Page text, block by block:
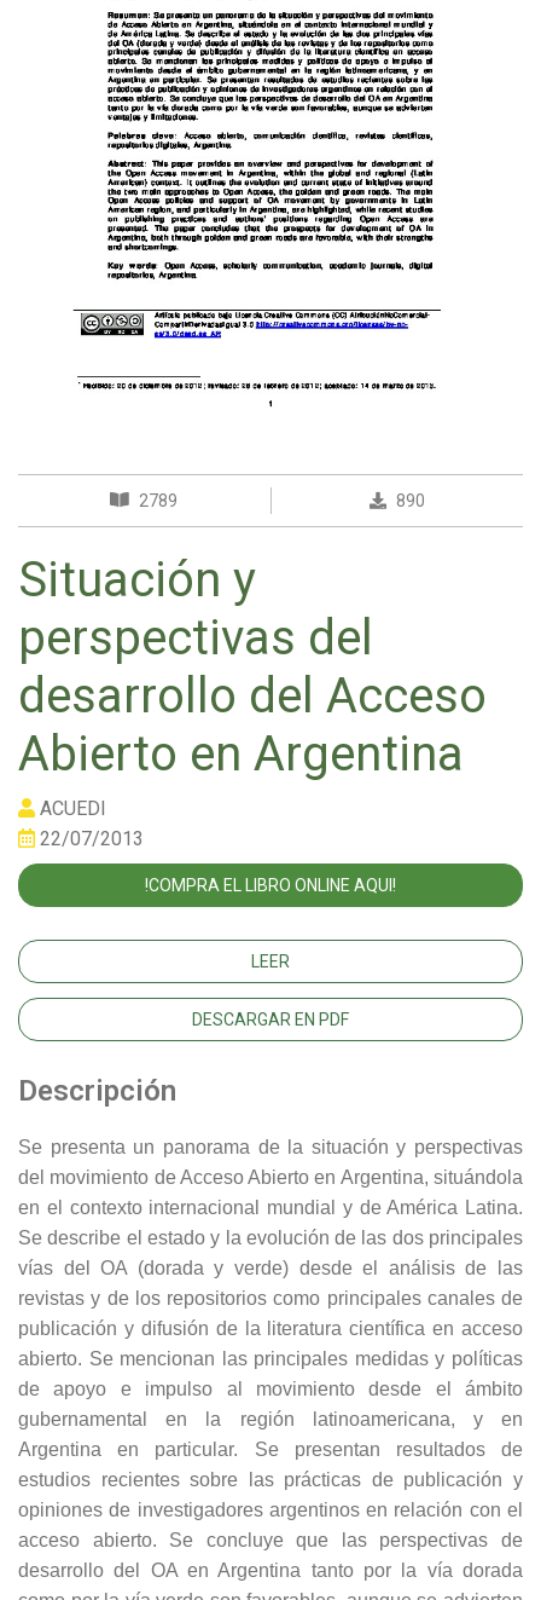
2789 890
Situación y
perspectivas del
desarrollo del Acceso
Abierto en Argentina
ACUEDI
22/07/2013
!COMPRA EL LIBRO ONLINE AQUI!
LEER
DESCARGAR EN PDF
Descripción
Se presenta un panorama de la situación y perspectivas
del movimiento de Acceso Abierto en Argentina, situándola
en el contexto internacional mundial y de América Latina.
Se describe el estado y la evolución de las dos principales
vías del OA (dorada y verde) desde el análisis de las
revistas y de los repositorios como principales canales de
publicación y difusión de la literatura científica en acceso
abierto. Se mencionan las principales medidas y políticas
de apoyo e impulso al movimiento desde el ámbito
gubernamental en la región latinoamericana, y en
Argentina en particular. Se presentan resultados de
estudios recientes sobre las prácticas de publicación y
opiniones de investigadores argentinos en relación con el
acceso abierto. Se concluye que las perspectivas de
desarrollo del OA en Argentina tanto por la vía dorada